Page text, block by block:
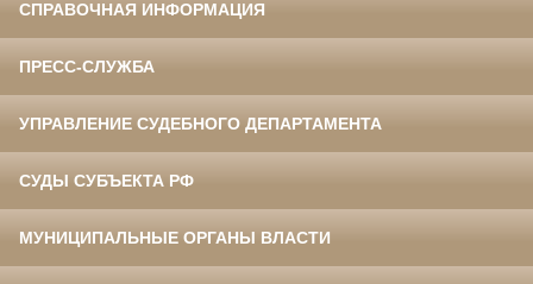
СПРАВОЧНАЯ ИНФОРМАЦИЯ
ПРЕСС-СЛУЖБА
УПРАВЛЕНИЕ СУДЕБНОГО ДЕПАРТАМЕНТА
СУДЫ СУБЪЕКТА РФ
МУНИЦИПАЛЬНЫЕ ОРГАНЫ ВЛАСТИ